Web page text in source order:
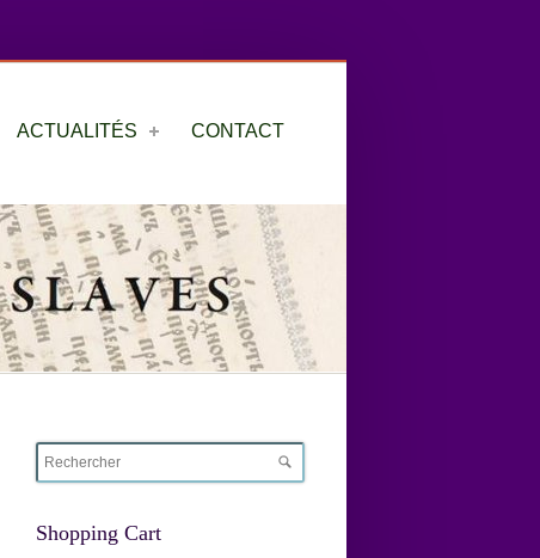
ACTUALITÉS CONTACT
Shopping Cart